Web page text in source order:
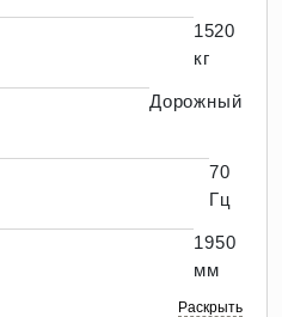
1520
кг
Дорожный
70
Гц
1950
мм
Раскрыть